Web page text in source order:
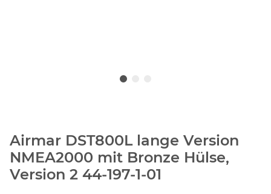
Airmar DST800L lange Version
NMEA2000 mit Bronze Hülse,
Version 2 44-197-1-01